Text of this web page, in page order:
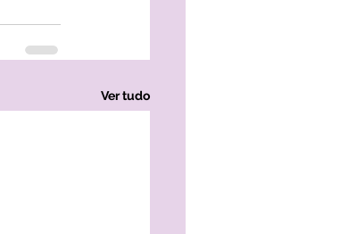
Ver tudo